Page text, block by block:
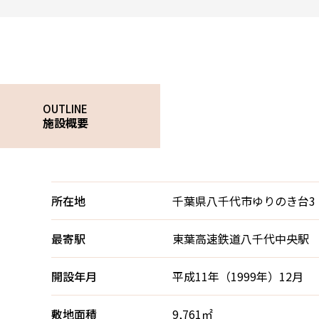
OUTLINE
施設概要
所在地 千葉県八千代市ゆりのき台3
最寄駅 東葉高速鉄道八千代中央
開設年月 平成11年（1999年）12月
敷地面積 9,761㎡